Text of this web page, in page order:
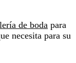
de boda para
necesita para su